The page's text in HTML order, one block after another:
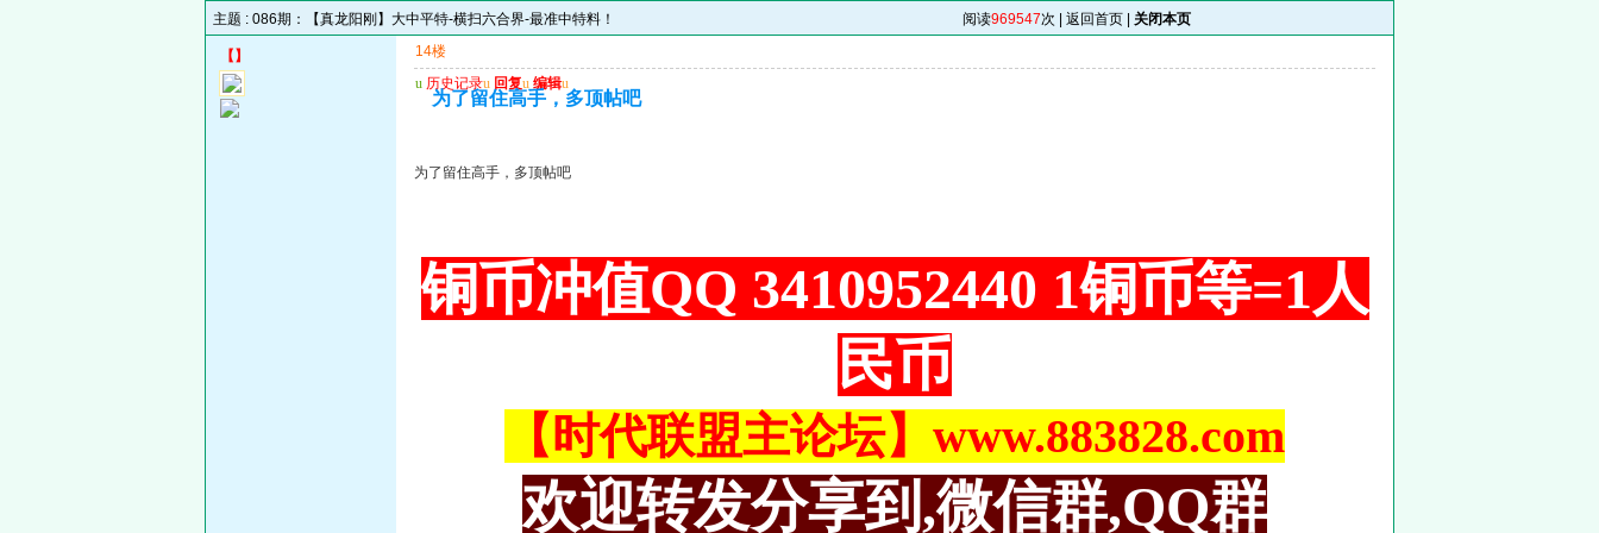
主题 : 086期：【真龙阳刚】大中平特-横扫六合界-最准中特料！ 阅读969547次 | 返回首页 关闭本页
【 】
14楼
u 历史记录u 回复u 编辑u
为了留住高手，多顶帖吧
为了留住高手，多顶帖吧
铜币冲值QQ 3410952440 1铜币等=1人
民币
【时代联盟主论坛】www.883828.com
欢迎转发分享到,微信群,QQ群